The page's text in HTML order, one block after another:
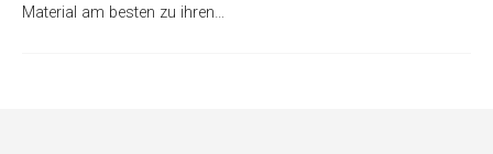
Material am besten zu ihren…